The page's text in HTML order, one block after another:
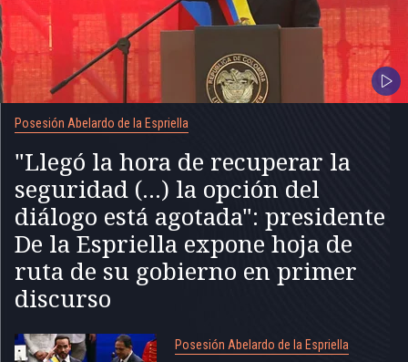
Posesión Abelardo de la Espriella
"Llegó la hora de recuperar la
seguridad (...) la opción del
diálogo está agotada": presidente
De la Espriella expone hoja de
ruta de su gobierno en primer
discurso
Posesión Abelardo de la Espriella